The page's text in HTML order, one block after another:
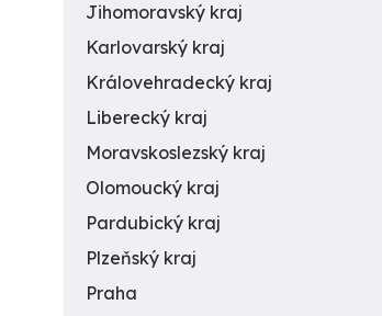
Jihomoravský kraj
Karlovarský kraj
Královehradecký kraj
Liberecký kraj
Moravskoslezský kraj
Olomoucký kraj
Pardubický kraj
Plzeňský kraj
Praha